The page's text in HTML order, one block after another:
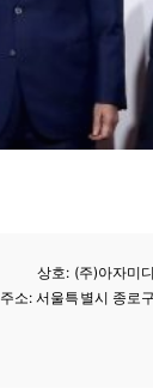
상호: (주)아자미
주소: 서울특별시 종로